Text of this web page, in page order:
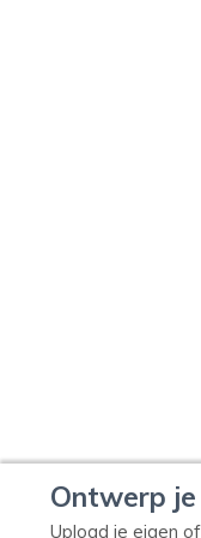
Ontwerp
Upload je eigen